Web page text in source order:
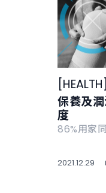
HEALTH
保養及
度
86%用家
2021.12.29